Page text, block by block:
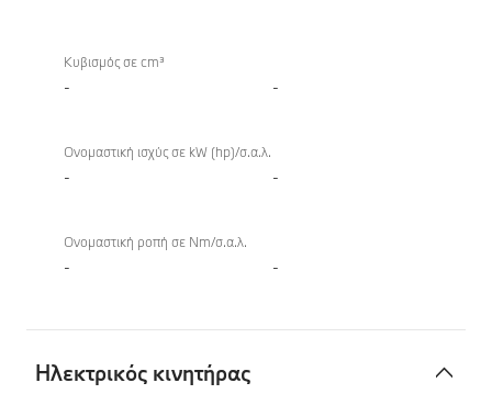
Κυβισμός σε cm³
- -
Ονομαστική ισχύς σε kW (hp)/σ.α.λ.
- -
Ονομαστική ροπή σε Nm/σ.α.λ.
- -
Ηλεκτρικός κινητήρας